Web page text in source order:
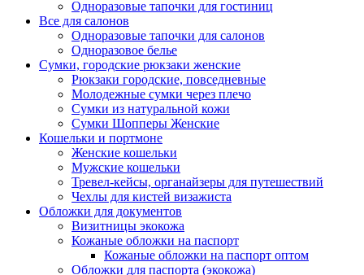
Одноразовые тапочки для гостиниц
Все для салонов
Одноразовые тапочки для салонов
Одноразовое белье
Сумки, городские рюкзаки женские
Рюкзаки городские, повседневные
Молодежные сумки через плечо
Сумки из натуральной кожи
Сумки Шопперы Женские
Кошельки и портмоне
Женские кошельки
Мужские кошельки
Тревел-кейсы, органайзеры для путешествий
Чехлы для кистей визажиста
Обложки для документов
Визитницы экокожа
Кожаные обложки на паспорт
Кожаные обложки на паспорт оптом
Обложки для паспорта (экокожа)